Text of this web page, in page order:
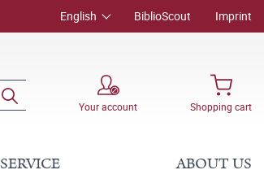
English BiblioScout Imprint
Your account Shopping cart
SERVICE ABOUT US